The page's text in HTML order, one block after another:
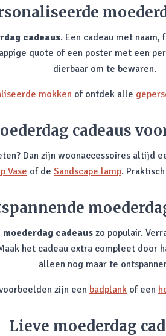
cadeaus. Een cadeau met
quote of een poster met een
dierbaar om te bewaren.
mokken of ontdek alle
cadeaus
Dan zijn woonaccessoires altijd
Vase of de Sandscape lamp.
moederdag cadeauszo populair.
het cadeau extra compleet
alleen nog maar te
zijn een badplank of een
Lieve moederdag